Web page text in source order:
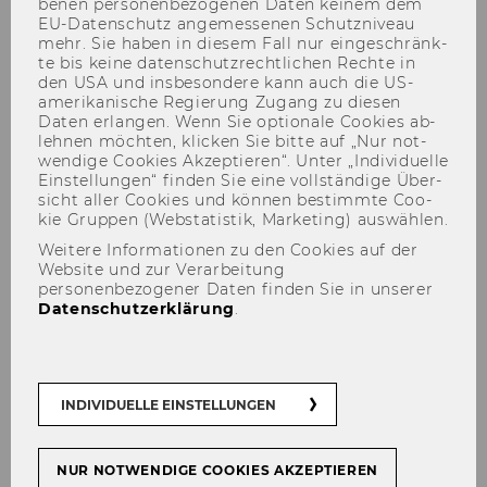
CIVICUS Civil Society Index
be­nen per­so­nen­be­zo­ge­nen Daten kei­nem dem
EU-​Datenschutz an­ge­mes­se­nen Schutz­ni­veau
mehr. Sie haben in die­sem Fall nur ein­ge­schränk­
te bis keine da­ten­schutz­recht­li­chen Rech­te in
den USA und ins­be­son­de­re kann auch die US-​
amerikanische Re­gie­rung Zu­gang zu die­sen
Daten er­lan­gen. Wenn Sie op­tio­na­le Coo­kies ab­
leh­nen möch­ten, kli­cken Sie bitte auf „Nur not­
wen­di­ge Coo­kies Ak­zep­tie­ren“. Unter „In­di­vi­du­el­le
Ein­stel­lun­gen“ fin­den Sie eine voll­stän­di­ge Über­
sicht aller Coo­kies und kön­nen be­stimm­te Coo­
kie Grup­pen (Web­sta­tis­tik, Mar­ke­ting) aus­wäh­len.
Weitere Informationen zu den Cookies auf der
Website und zur Verarbeitung
personenbezogener Daten finden Sie in unserer
Datenschutzerklärung.
INDIVIDUELLE EINSTELLUNGEN
NUR NOTWENDIGE COOKIES AKZEPTIEREN